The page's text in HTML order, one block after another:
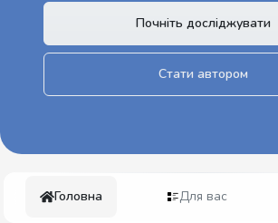
Почніть досліджувати
Стати автором
Головна Для вас